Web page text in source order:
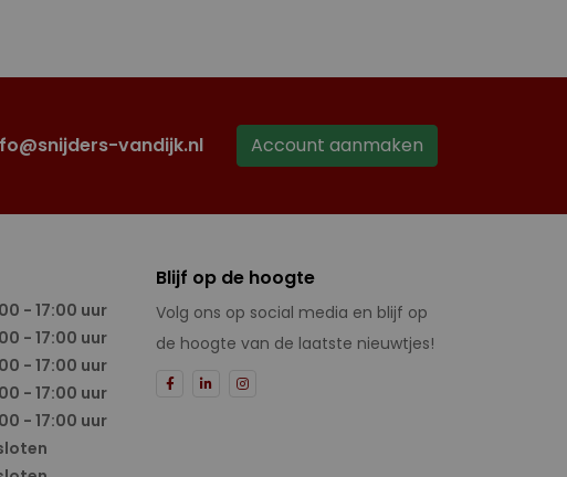
vandijk.nl Account aanmaken
- 17:00 uur
- 17:00 uur
- 17:00 uur
- 17:00 uur
- 17:00 uur
Blijf op de hoogte
Volg ons op social media en blijf op
de hoogte van de laatste nieuwtjes!